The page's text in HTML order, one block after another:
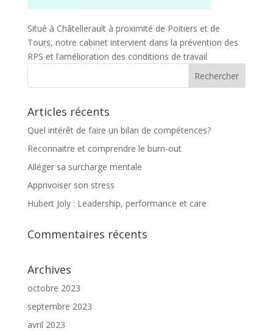
Situé à Châtellerault à proximité de Poitiers et de
Tours, notre cabinet intervient dans la prévention des
RPS et l’amélioration des conditions de travail
Articles récents
Quel intérêt de faire un bilan de compétences?
Reconnaitre et comprendre le burn-out
Alléger sa surcharge mentale
Apprivoiser son stress
Hubert Joly : Leadership, performance et care
Commentaires récents
Archives
octobre 2023
septembre 2023
avril 2023